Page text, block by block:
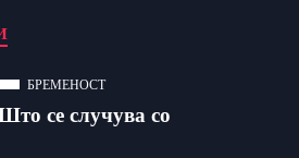
БРЕМЕНОСТ
се случува со